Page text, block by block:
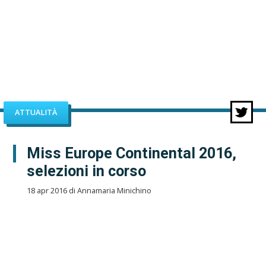
ATTUALITÀ
Miss Europe Continental 2016,
selezioni in corso
18 apr 2016 di Annamaria Minichino